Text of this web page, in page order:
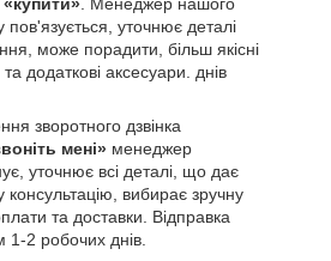
«купити». Менеджер нашого
пов'язується, уточнює деталі
може порадити, більш якісні
та додаткові аксесуари. днів
зворотного дзвінка
мені» менеджер
уточнює всі деталі, що дає
консультацію, вибирає зручну
та доставки. Відправка
1-2 робочих днів.